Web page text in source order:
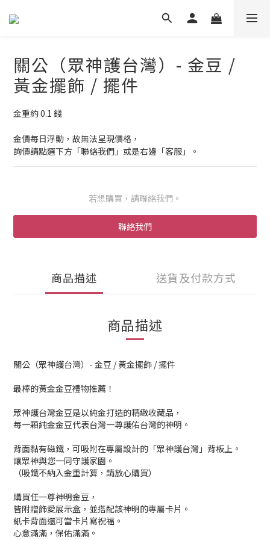
關公（眾神護台灣）- 金豆 /
黃金擺飾 / 擺件
金重約 0.1 錢
金價每日浮動，故無法呈現價格，
詢價請點選下方「聯絡我們」或是右邊「客服」。
若想購買，請聯絡我們。
聯絡我們
商品描述 送貨及付款方式
商品描述
關公（眾神護台灣）- 金豆 / 黃金擺飾 / 擺件
最棒的黃金金豆禮物推薦！
眾神護台灣金豆是以純金打造的精緻收藏品，
每一顆純金金豆代表台灣一尊護佑台灣的神明。
背面黏有磁鐵，可吸附在專屬設計的「眾神護台灣」背板上。
讓眾神與您一同守護家園。
（吸鐵不納入金重計算，請放心購買）
購買任一尊神明金豆，
皆附贈飾愛展示盒，並搭配該神明的專屬卡片。
紙卡背面還可當卡片寫祝福。
心意滿滿，保佑滿滿。